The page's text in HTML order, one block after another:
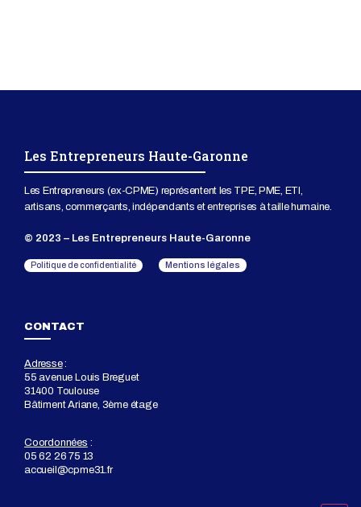
Les Entrepreneurs Haute-Garonne
Les Entrepreneurs (ex-CPME) représentent les TPE, PME, ETI,
artisans, commerçants, indépendants et entreprises à taille humaine.
© 2023 – Les Entrepreneurs Haute-Garonne
Politique de confidentialité Mentions légales
CONTACT
Adresse:
55 avenue Louis Breguet
31400 Toulouse
Bâtiment Ariane, 3ème étage
Coordonnées :
05 62 26 75 13
accueil@cpme31.fr